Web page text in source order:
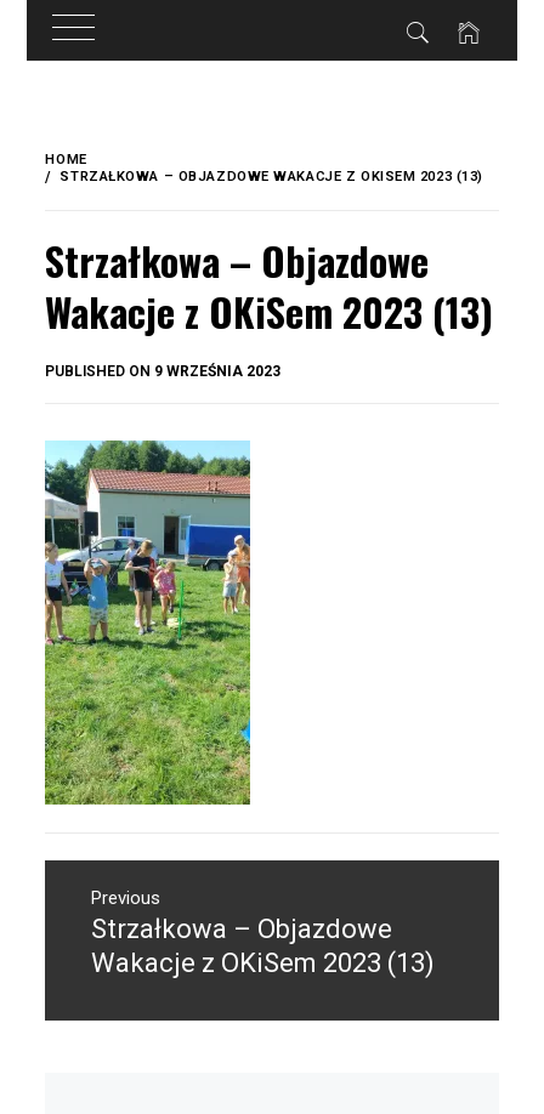
treści
content
HOME
STRZAŁKOWA – OBJAZDOWE WAKACJE Z OKISEM 2023 (13)
Strzałkowa – Objazdowe
Wakacje z OKiSem 2023 (13)
PUBLISHED ON 9 WRZEŚNIA 2023
wpisuPrevious
Previous
post:
Strzałkowa – Objazdowe
Wakacje z OKiSem 2023 (13)